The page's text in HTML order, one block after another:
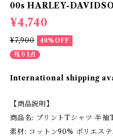
00s HARLEY-
¥4,740
¥7,900
40%OFF
残り1点
International shipping
【商品説明】
商品名: プリントTシャツ 半袖
素材: コットン90% ポリエス